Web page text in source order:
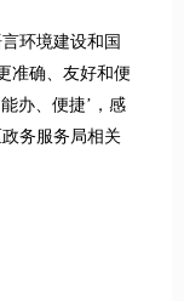
环境建设和国
准确、友好和便
办、便捷’，感
务服务局相关